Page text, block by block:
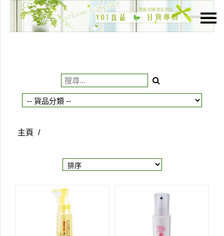
主頁
貨品分類
購物車
主頁 /